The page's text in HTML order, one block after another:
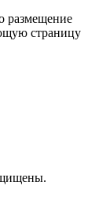
размещение
страницу